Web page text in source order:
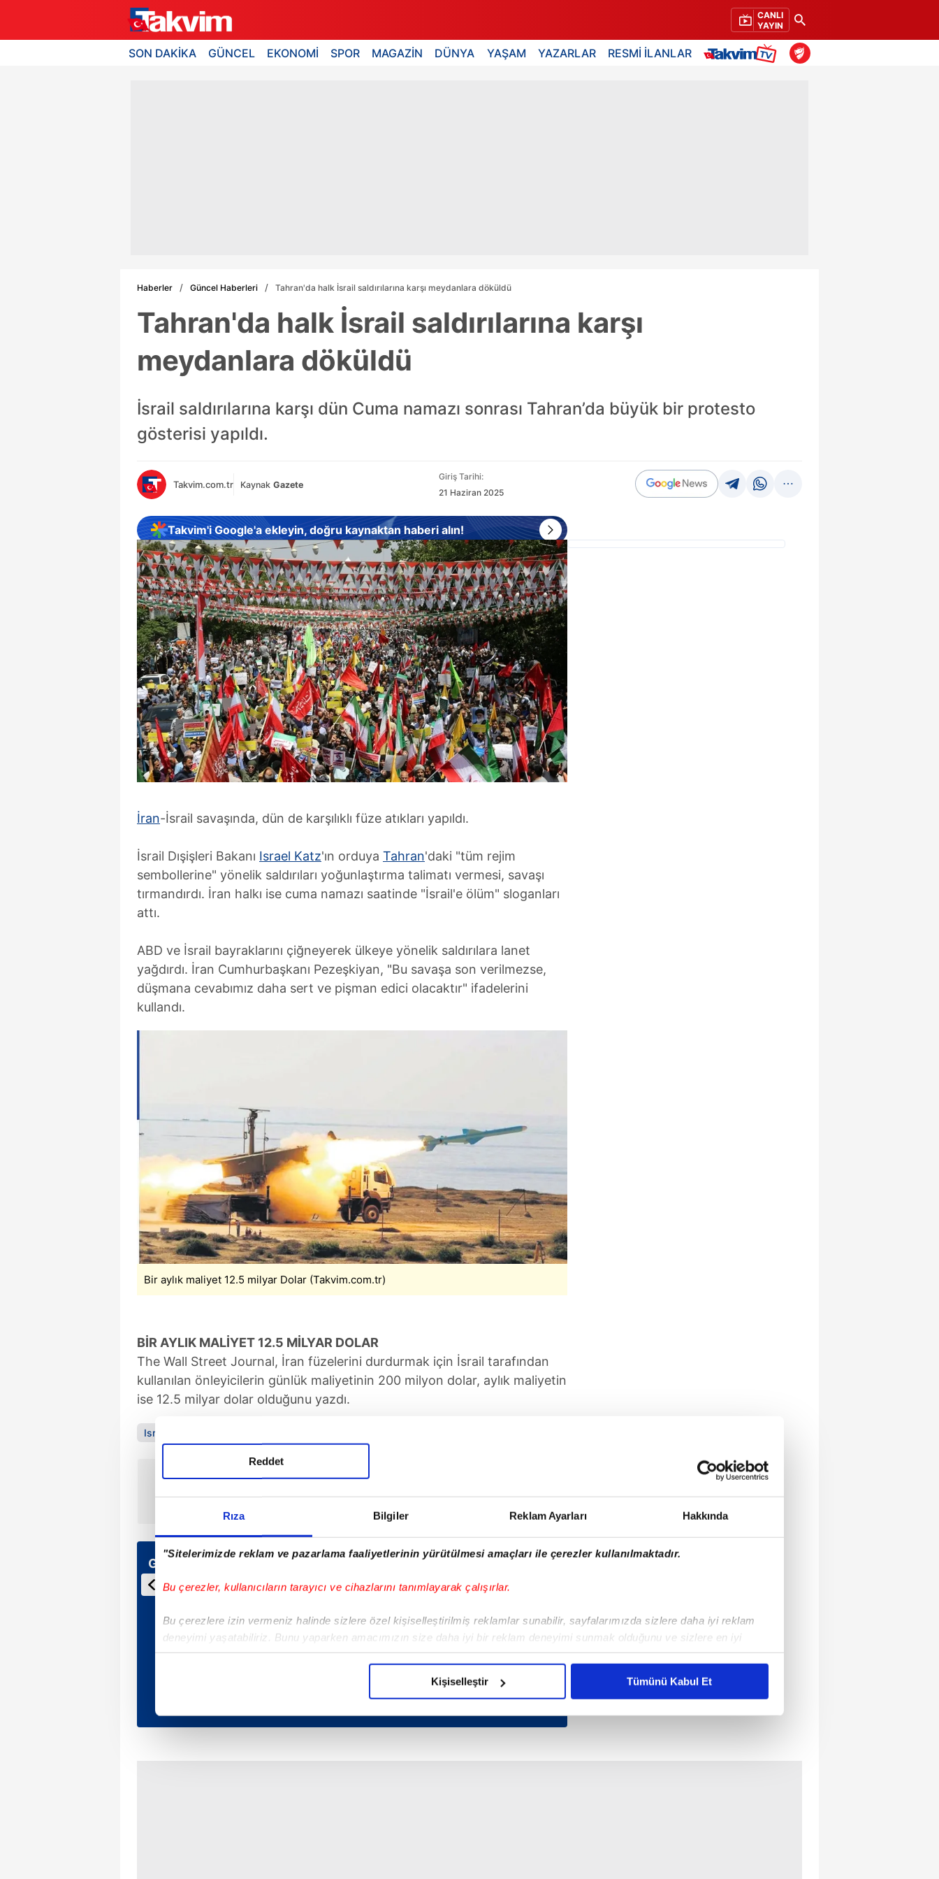
Rıza Bilgiler Reklam Ayarları Hakkında
"Sitelerimizde reklam ve pazarlama faaliyetlerinin yürütülmesi amaçları ile çerezler kullanılmaktadır.
Bu çerezler, kullanıcıların tarayıcı ve cihazlarını tanımlayarak çalışırlar.
Bu çerezlere izin vermeniz halinde sizlere özel kişiselleştirilmiş reklamlar sunabilir, sayfalarımızda sizlere daha iyi reklam
deneyimi yaşatabiliriz. Bunu yaparken amacımızın size daha iyi bir reklam deneyimi sunmak olduğunu ve sizlere en iyi
içerikleri sunabilmek adına elimizden gelen çabayı gösterdiğimizi ve bu noktada, reklamların maliyetlerimizi karşılamak
Reddet
Kişiselleştir Tümünü Kabul Et
CANLI
YAYIN
SON DAKİKA GÜNCEL EKONOMİ SPOR MAGAZİN DÜNYA YAŞAM YAZARLAR RESMİ İLANLAR
Haberler Güncel Haberleri Tahran'da halk İsrail saldırılarına karşı meydanlara döküldü
Tahran'da halk İsrail saldırılarına karşı
meydanlara döküldü
İsrail saldırılarına karşı dün Cuma namazı sonrası Tahran’da büyük bir protesto
gösterisi yapıldı.
Takvim.com.tr Kaynak Gazete
Giriş Tarihi:
21 Haziran 2025
Takvim'i Google'a ekleyin, doğru kaynaktan haberi alın!
İran-İsrail savaşında, dün de karşılıklı füze atıkları yapıldı.
İsrail Dışişleri Bakanı Israel Katz'ın orduya Tahran'daki "tüm rejim
sembollerine" yönelik saldırıları yoğunlaştırma talimatı vermesi, savaşı
tırmandırdı. İran halkı ise cuma namazı saatinde "İsrail'e ölüm" sloganları
attı.
ABD ve İsrail bayraklarını çiğneyerek ülkeye yönelik saldırılara lanet
yağdırdı. İran Cumhurbaşkanı Pezeşkiyan, "Bu savaşa son verilmezse,
düşmana cevabımız daha sert ve pişman edici olacaktır" ifadelerini
kullandı.
Bir aylık maliyet 12.5 milyar Dolar (Takvim.com.tr)
BİR AYLIK MALİYET 12.5 MİLYAR DOLAR
The Wall Street Journal, İran füzelerini durdurmak için İsrail tarafından
kullanılan önleyicilerin günlük maliyetinin 200 milyon dolar, aylık maliyetin
ise 12.5 milyar dolar olduğunu yazdı.
Israel Katz
mesajı
ÖNCEKİ HABER
çalışın
Günün Manşetleri Tüm Manşetler